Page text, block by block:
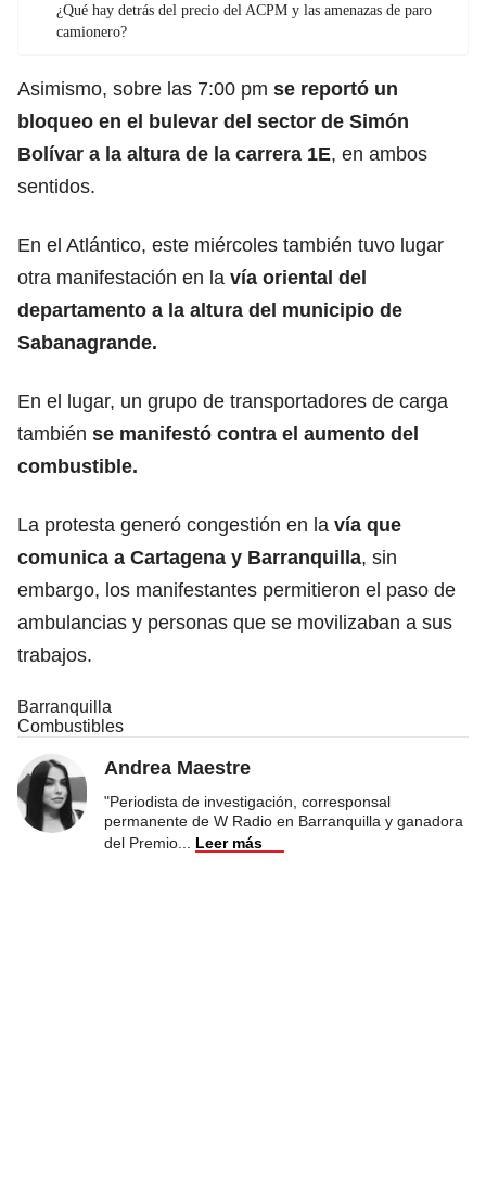
¿Qué hay detrás del precio del ACPM y las amenazas de paro
camionero?
Asimismo, sobre las 7:00 pm se reportó un
bloqueo en el bulevar del sector de Simón
Bolívar a la altura de la carrera 1E, en ambos
sentidos.
En el Atlántico, este miércoles también tuvo lugar
otra manifestación en la vía oriental del
departamento a la altura del municipio de
Sabanagrande.
En el lugar, un grupo de transportadores de carga
también se manifestó contra el aumento del
combustible.
La protesta generó congestión en la vía que
comunica a Cartagena y Barranquilla, sin
embargo, los manifestantes permitieron el paso de
ambulancias y personas que se movilizaban a sus
trabajos.
Barranquilla
Combustibles
Andrea Maestre
"Periodista de investigación, corresponsal
permanente de W Radio en Barranquilla y ganadora
del Premio
Leer más